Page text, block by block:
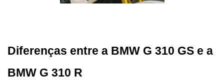
Diferenças entre a BMW G 310 GS e a
BMW G 310 R